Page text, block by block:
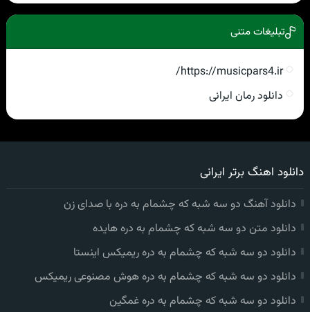
تبلیغات متنی
https://musicpars4.ir/
دانلود رمان ایرانی
دانلود اهنگ برتر ایرانی
دانلود آهنگ دو سه شبه که چشمام به دره با صدای زن
دانلود متن دو سه شبه که چشمام به دره هایده
دانلود دو سه شبه که چشمام به دره ریمیکس اینستا
دانلود دو سه شبه که چشمام به دره هوش مصنوعی ریمیکس
دانلود دو سه شبه که چشمام به دره غمگین